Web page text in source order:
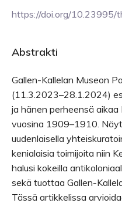
https://doi.org/10.23995/
Abstrakti
Gallen-Kallelan Museon
(11.3.2023–28.1.2024)
ja hänen perheensä
vuosina 1909–1910.
uudenlaisella
kenialaisia toimijoita niin
halusi kokeilla
sekä tuottaa Gallen-
Tässä artikkelissa